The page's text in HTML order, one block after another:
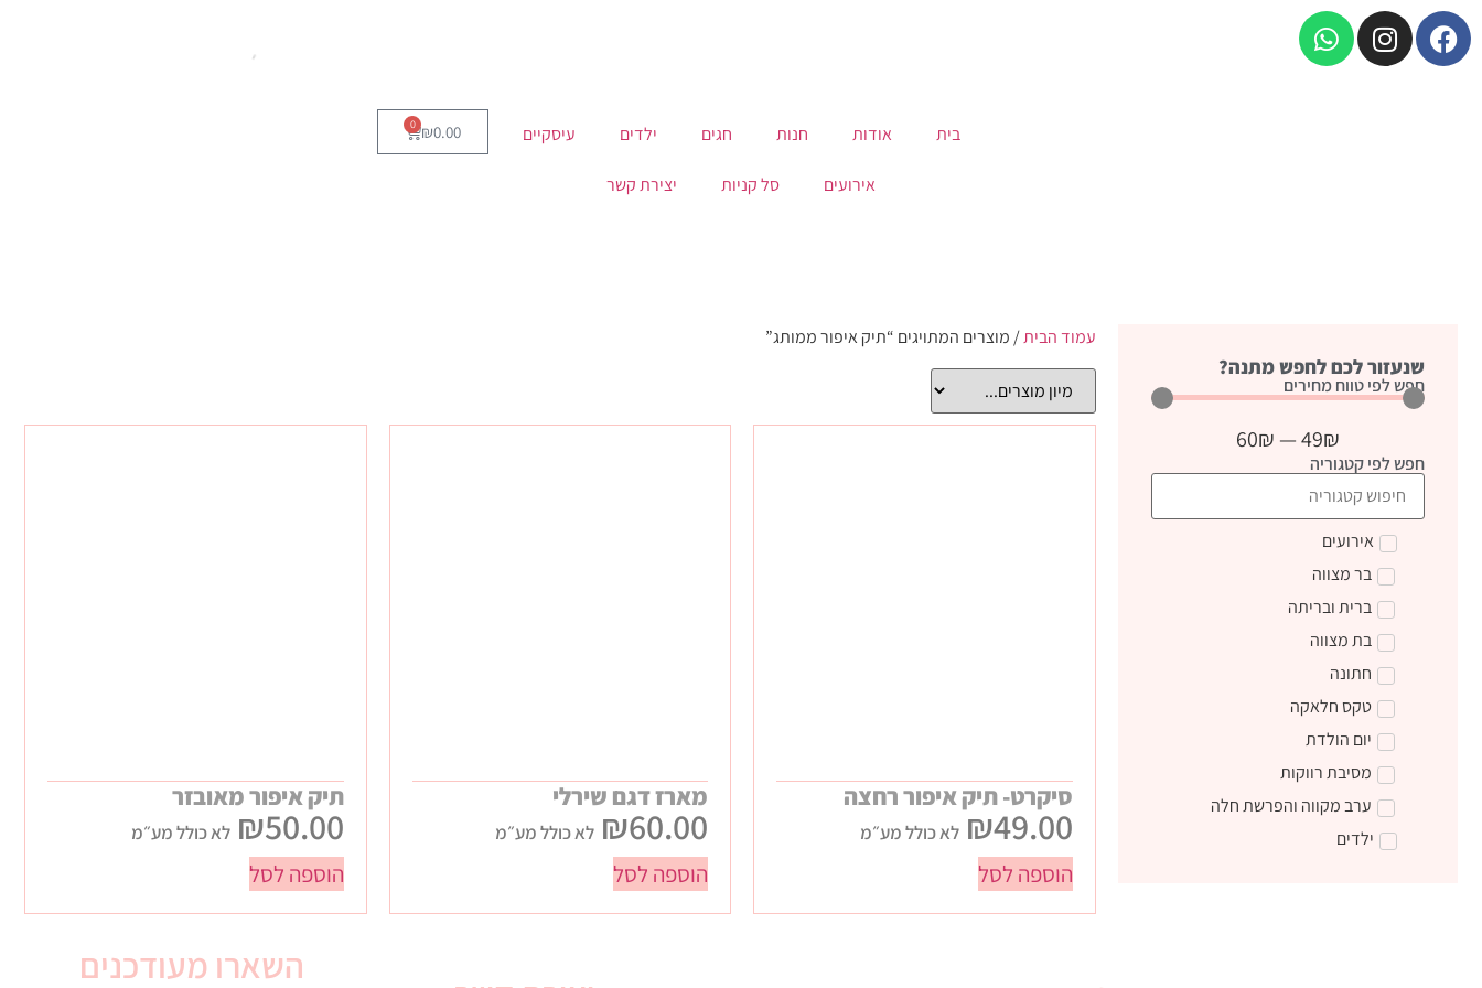
בית אודות חנות חגים ילדים עיסקיים
אירועים סל קניות יצירת קשר
₪0.00
0
שנעזור לכם לחפש מתנה?
חפש לפי טווח מחירים
49₪
—
60₪
חפש לפי קטגוריה
אירועים
בר מצווה
ברית ובריתה
בת מצווה
חתונה
טקס חלאקה
יום הולדת
מסיבת רווקות
ערב מקווה והפרשת חלה
ילדים
עמוד הבית/ מוצרים המתויגים “תיק איפור ממותג”
סיקרט- תיק איפור רחצה
₪49.00 לא כולל מע״מ
הוספה לסל
מארז דגם שירלי
₪60.00 לא כולל מע״מ
הוספה לסל
תיק איפור מאובזר
₪50.00 לא כולל מע״מ
הוספה לסל
השארו מעודכנים